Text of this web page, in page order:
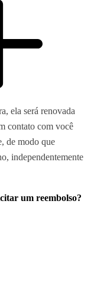
ela será renovada
contato com você
de modo que
independentemente
um reembolso?